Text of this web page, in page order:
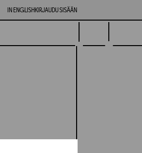
IN ENGLISH KIRJAUDU SISÄÄN